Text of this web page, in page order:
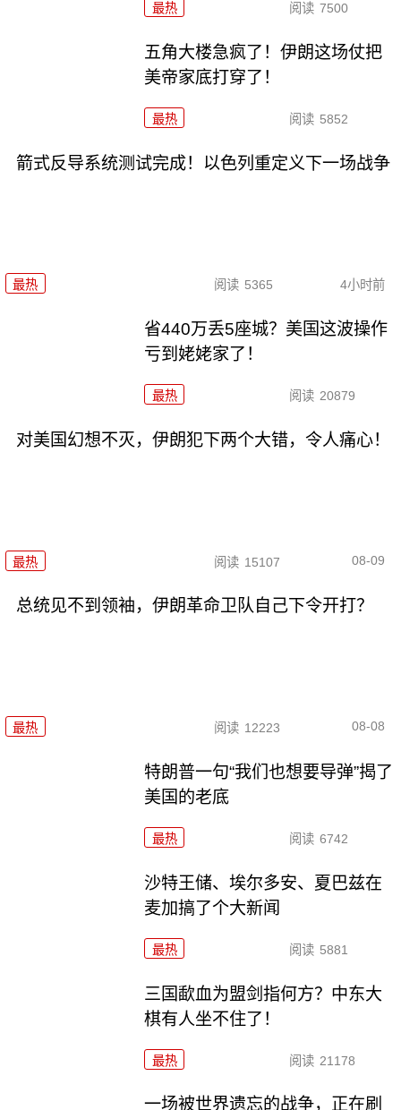
最热 阅读 7500
五角大楼急疯了！伊朗这场仗把
美帝家底打穿了！
最热 阅读 5852
箭式反导系统测试完成！以色列重定义下一场战争
最热 阅读 5365 4小时前
省440万丢5座城？美国这波操作
亏到姥姥家了！
最热 阅读 20879
对美国幻想不灭，伊朗犯下两个大错，令人痛心！
最热 阅读 15107 08-09
总统见不到领袖，伊朗革命卫队自己下令开打？
最热 阅读 12223 08-08
特朗普一句“我们也想要导弹”揭了
美国的老底
最热 阅读 6742
沙特王储、埃尔多安、夏巴兹在
麦加搞了个大新闻
最热 阅读 5881
三国歃血为盟剑指何方？中东大
棋有人坐不住了！
最热 阅读 21178
一场被世界遗忘的战争，正在刷